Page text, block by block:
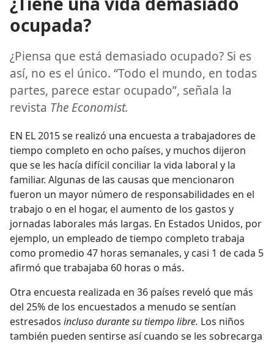
ocupada?
¿Piensa que está demasiado ocupado? Si es
así, no es el único. “Todo el mundo, en todas
partes, parece estar ocupado”, señala la
revista The Economist.
EN EL 2015 se realizó una encuesta a trabajadores de
tiempo completo en ocho países, y muchos dijeron
que se les hacía difícil conciliar la vida laboral y la
familiar. Algunas de las causas que mencionaron
fueron un mayor número de responsabilidades en el
trabajo o en el hogar, el aumento de los gastos y
jornadas laborales más largas. En Estados Unidos, por
ejemplo, un empleado de tiempo completo trabaja
como promedio 47 horas semanales, y casi 1 de cada 5
afirmó que trabajaba 60 horas o más.
Otra encuesta realizada en 36 países reveló que más
del 25% de los encuestados a menudo se sentían
estresados incluso durante su tiempo libre. Los niños
también pueden sentirse así cuando se les sobrecarga